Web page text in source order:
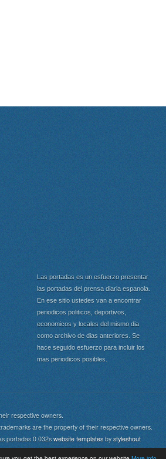
Las portadas es un esfuerzo presentar
las portadas del prensa diaria espanola.
En ese sitio ustedes van a encontrar
periodicos politicos, deportivos,
economicos y locales del mismo dia
como archivo de dias anteriores. Se
hace seguido esfuerzo para incluir los
mas periodicos posibles.
respective owners.
are the property of their respective owners.
portadas 0.032s website templatesby styleshout